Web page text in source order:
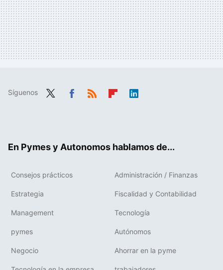
Síguenos
En Pymes y Autonomos hablamos de...
Consejos prácticos Administración / Finanzas
Estrategia Fiscalidad y Contabilidad
Management Tecnología
pymes Autónomos
Negocio Ahorrar en la pyme